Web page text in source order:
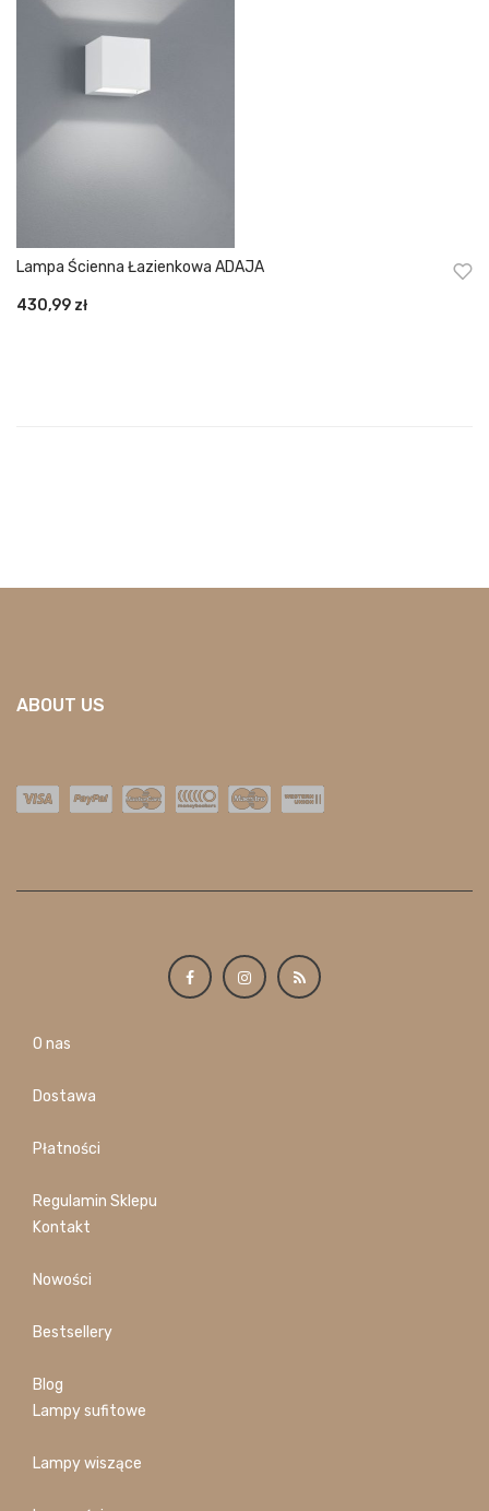
Lampa Ścienna Łazienkowa ADAJA
430,99 zł
ABOUT US
O nas
Dostawa
Płatności
Regulamin Sklepu
Kontakt
Nowości
Bestsellery
Blog
Lampy sufitowe
Lampy wiszące